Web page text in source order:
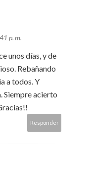
p. m.
unos días, y de
Rebañando
a todos. Y
Siempre acierto
Responder